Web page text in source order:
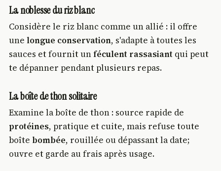
La noblesse du riz blanc
Considère le riz blanc comme un allié : il offre
unelongue conservation, s'adapte à toutes les
sauces et fournit unféculent rassasiant qui peut
te dépanner pendant plusieurs repas.
La boîte de thon solitaire
Examine la boîte de thon : source rapide de
protéines, pratique et cuite, mais refuse toute
boîte bombée, rouillée ou dépassant la date;
ouvre et garde au frais après usage.